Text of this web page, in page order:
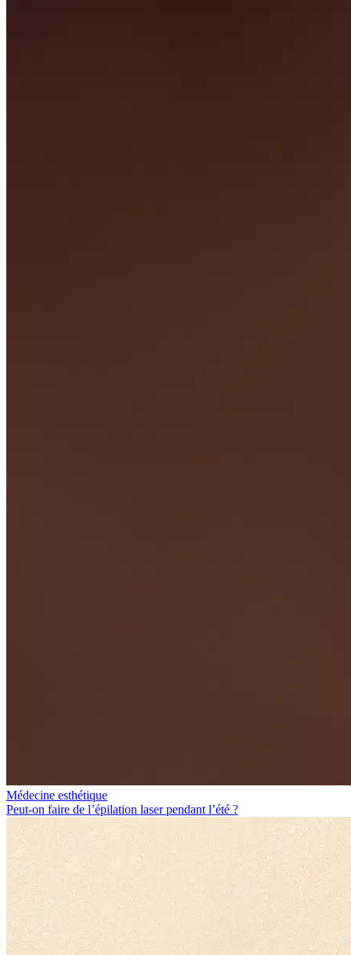
Médecine esthétique
Peut-on faire de l’épilation laser pendant l’été ?